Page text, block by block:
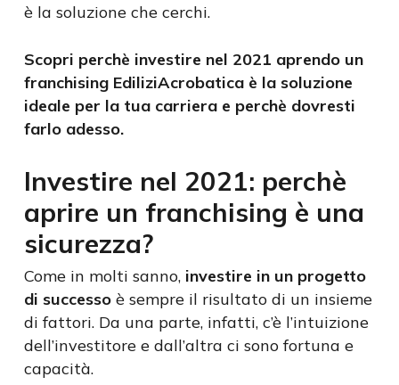
è la soluzione che cerchi.
Scopri perchè investire nel 2021 aprendo un
franchising EdiliziAcrobatica è la soluzione
ideale per la tua carriera e perchè dovresti
farlo adesso.
Investire nel 2021: perchè
aprire un franchising è una
sicurezza?
Come in molti sanno,investire in un progetto
di successoè sempre il risultato di un insieme
di fattori. Da una parte, infatti, c’è l’intuizione
dell’investitore e dall’altra ci sono fortuna e
capacità.